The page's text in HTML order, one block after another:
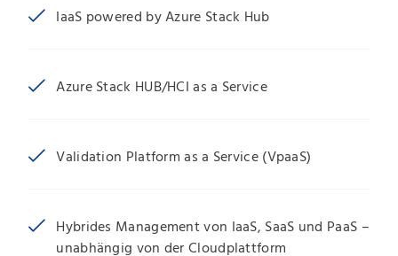
IaaS powered by Azure Stack Hub
Azure Stack HUB/HCI as a Service
Validation Platform as a Service (VpaaS)
Hybrides Management von IaaS, SaaS und PaaS –
unabhängig von der Cloudplattform